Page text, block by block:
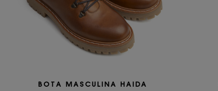
BOTA MASCULINA HAIDA